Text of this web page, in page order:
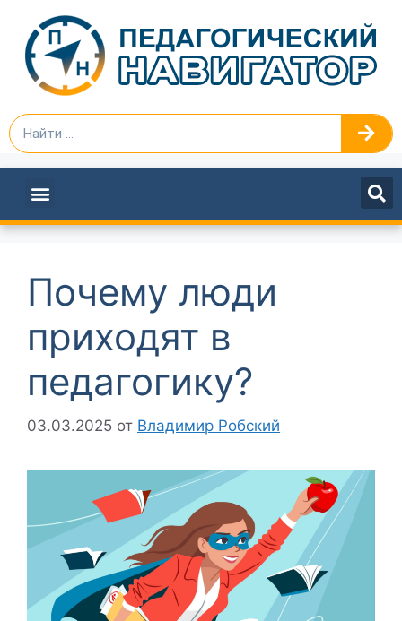
Почему люди
приходят в
педагогику?
03.03.2025 от Владимир Робский